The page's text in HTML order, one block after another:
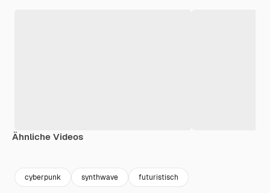
Ähnliche Videos
cyberpunk synthwave futuristisch